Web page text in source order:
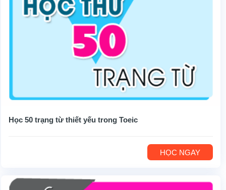
Học 50 trạng từ thiết yếu trong Toeic
HỌC NGAY